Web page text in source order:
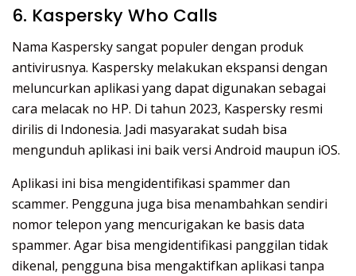
6. Kaspersky Who Calls
Nama Kaspersky sangat populer dengan produk
antivirusnya. Kaspersky melakukan ekspansi dengan
meluncurkan aplikasi yang dapat digunakan sebagai
cara melacak no HP. Di tahun 2023, Kaspersky resmi
dirilis di Indonesia. Jadi masyarakat sudah bisa
mengunduh aplikasi ini baik versi Android maupun iOS.
Aplikasi ini bisa mengidentifikasi spammer dan
scammer. Pengguna juga bisa menambahkan sendiri
nomor telepon yang mencurigakan ke basis data
spammer. Agar bisa mengidentifikasi panggilan tidak
dikenal, pengguna bisa mengaktifkan aplikasi tanpa